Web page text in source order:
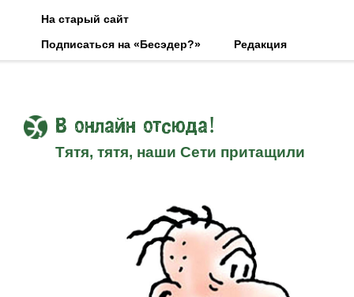
На старый сайт
Подписаться на «Бесэдер?»
Редакция
В онлайн отсюда!
Тятя, тятя, наши Сети притащили